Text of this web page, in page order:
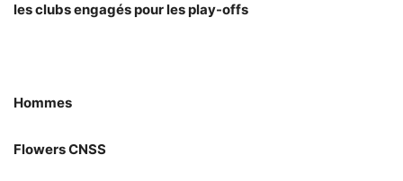
les clubs engagés pour les play-offs
Hommes
Flowers CNSS